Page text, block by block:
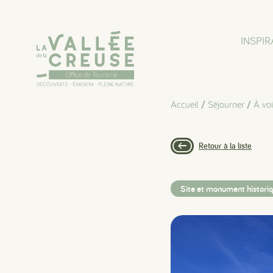
Accueil / Séjourner / À
Retour à la liste
Site et monument